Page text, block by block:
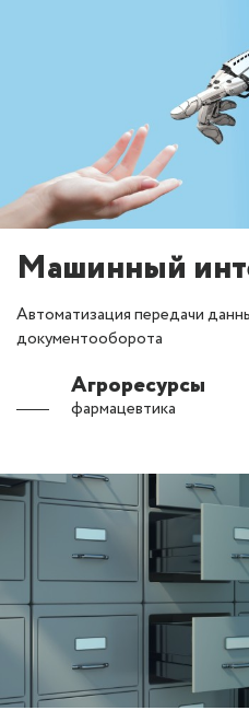
Машинный
Автоматизация передачи
документооборота
Агроресурсы
фармацевтика